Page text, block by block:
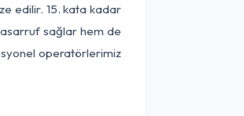
edilir. 15. kata kadar
sağlar hem de
operatörlerimiz